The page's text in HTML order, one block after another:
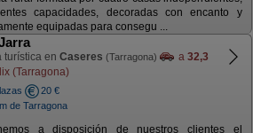
capacidades, decoradas con encanto y
equipadas para consegu ...
turística en Caseres (Tarragona) a 32,3
(Tarragona)
20 €
de Tarragona
a disposición de nuestros clientes el